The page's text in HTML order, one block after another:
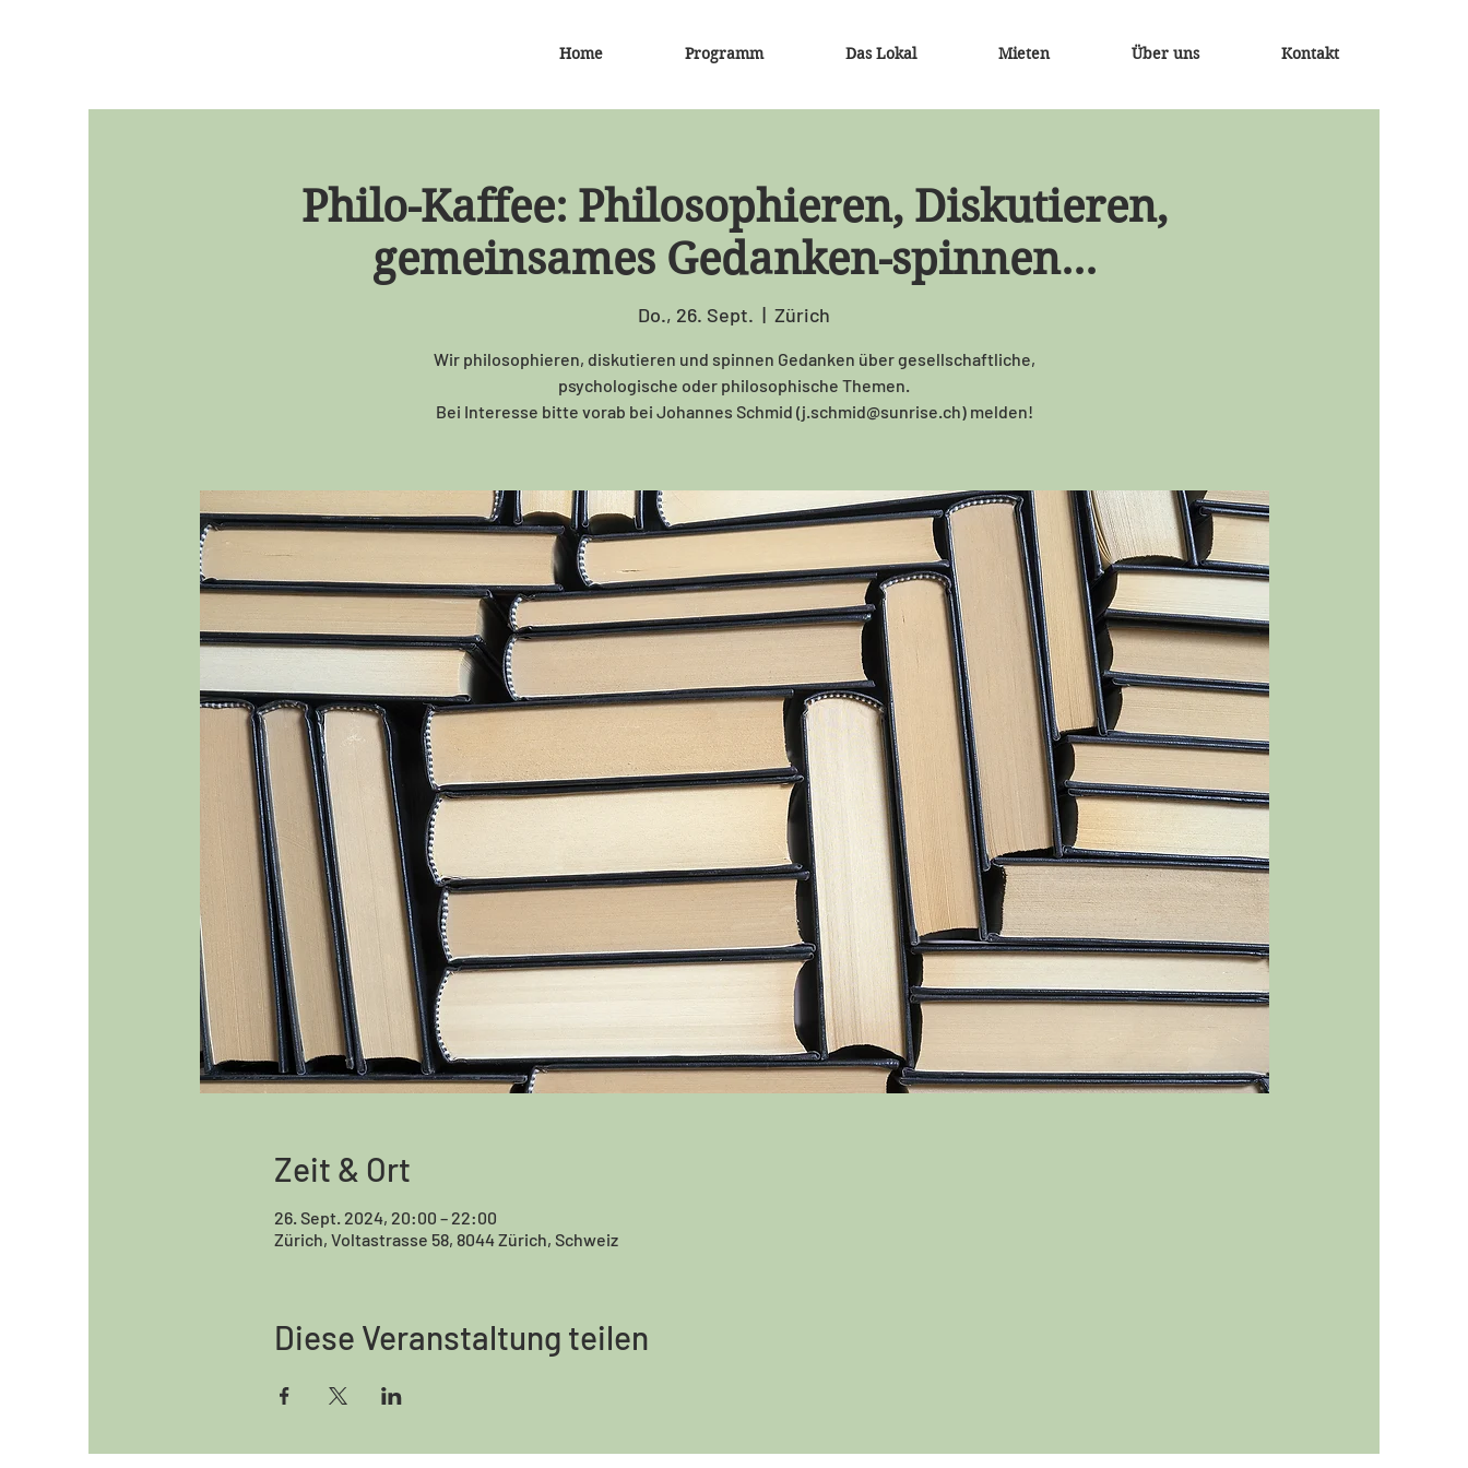
Home Programm Das Lokal Mieten Über uns Kontakt
Philo-Kaffee: Philosophieren, Diskutieren,
gemeinsames Gedanken-spinnen...
Do., 26. Sept.
  |
Zürich
Wir philosophieren, diskutieren und spinnen Gedanken über gesellschaftliche,
psychologische oder philosophische Themen.
Bei Interesse bitte vorab bei Johannes Schmid (j.schmid@sunrise.ch) melden!
Zeit & Ort
26. Sept. 2024, 20:00 – 22:00
Zürich, Voltastrasse 58, 8044 Zürich, Schweiz
Diese Veranstaltung teilen